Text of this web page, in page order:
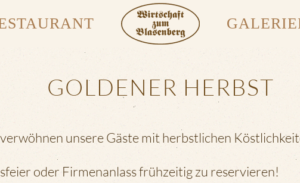
GALERIE
GOLDENER HERBST
unsere Gäste mit herbstlichen
oder Firmenanlass frühzeitig zu reservieren!